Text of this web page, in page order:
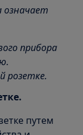
означает
прибора
розетке.
путем